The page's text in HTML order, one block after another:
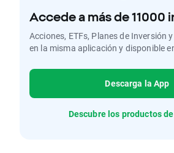
Accede a más de 11000
Acciones, ETFs, Planes de Inversión
en la misma aplicación y disponible
Descarga la App
Descubre los productos